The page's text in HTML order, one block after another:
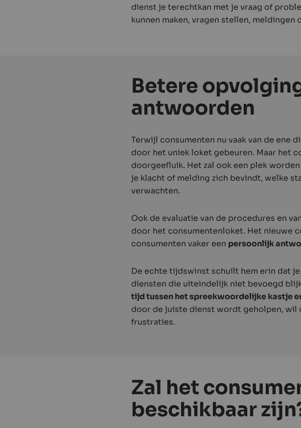
dienst je terechtkan met je vraag of
kunnen maken, vragen stellen,
Betere
antwoorden
Terwijl consumenten nu vaak van de ene
door het uniek loket gebeuren. Maar het
doorgeefluik. Het zal ook een plek worden
je klacht of melding zich bevindt, welke
verwachten.
Ook de evaluatie van de procedures en
door het consumentenloket. Het nieuwe
consumenten vaker een persoonlijk
De echte tijdswinst schuilt hem erin dat
diensten die uiteindelijk niet bevoegd
tijd tussen het spreekwoordelijke kastje
door de juiste dienst wordt geholpen, wil
frustraties.
Zal het
beschikbaar